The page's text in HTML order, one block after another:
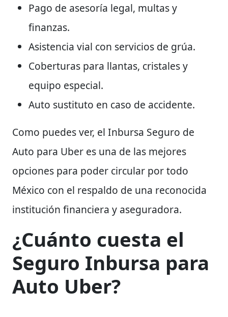
Pago de asesoría legal, multas y
finanzas.
Asistencia vial con servicios de grúa.
Coberturas para llantas, cristales y
equipo especial.
Auto sustituto en caso de accidente.
Como puedes ver, el Inbursa Seguro de
Auto para Uber es una de las mejores
opciones para poder circular por todo
México con el respaldo de una reconocida
institución financiera y aseguradora.
¿Cuánto cuesta el
Seguro Inbursa para
Auto Uber?